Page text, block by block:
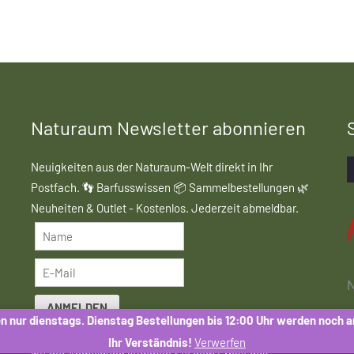
nur dienstags. Dienstag Bestellungen bis 12:00 Uhr werden noch
Ihr Verständnis! Verwerfen
Naturaum Newsletter abonnieren
Neuigkeiten aus der Naturaum-Welt direkt in Ihr
Postfach. 👣 Barfusswissen 📦 Sammelbestellungen 🌿
Neuheiten & Outlet - Kostenlos. Jederzeit abmeldbar.
ANMELDEN